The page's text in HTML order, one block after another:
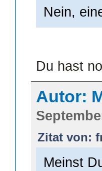
Nein,
Du hast
Autor:
Zitat von:
Meinst